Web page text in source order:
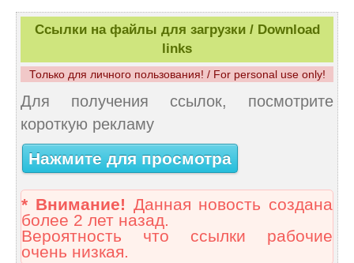
Ссылки на файлы для загрузки / Download
links
Только для личного пользования! / For personal use only!
Для получения ссылок, посмотрите
короткую рекламу
Нажмите для просмотра
* Внимание! Данная новость создана
более 2 лет назад.
Вероятность что ссылки рабочие
очень низкая.